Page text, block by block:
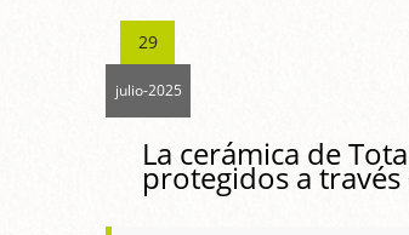
29
julio-2025
La cerámica de
protegidos a través